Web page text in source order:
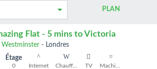
PLAN
Flat - 5 mins to Victoria
Westminster - Londres
Étage
0 Internet TV